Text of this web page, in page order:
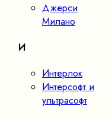
Джерси
Милано
И
Интерлок
Интерсофт и
ультрасофт